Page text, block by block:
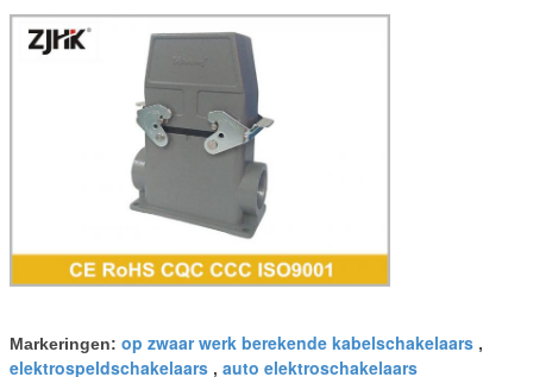
Markeringen: op zwaar werk berekende kabelschakelaars ,
elektrospeldschakelaars , auto elektroschakelaars